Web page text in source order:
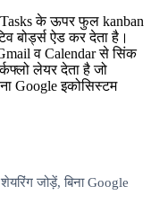
के ऊपर फुल kanban
बोर्ड्स ऐड कर देता है।
व Calendar से सिंक
लेयर देता है जो
Google इकोसिस्टम
जोड़ें, बिना Google